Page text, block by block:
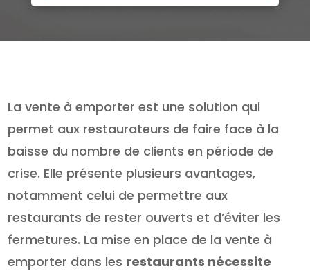
La vente à emporter est une solution qui
permet aux restaurateurs de faire face à la
baisse du nombre de clients en période de
crise. Elle présente plusieurs avantages,
notamment celui de permettre aux
restaurants de rester ouverts et d’éviter les
fermetures. La mise en place de la vente à
emporter dans les restaurants nécessite